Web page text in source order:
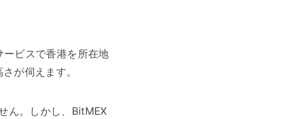
ビスで香港を所在地
が伺えます。
ん。しかし、BitMEX